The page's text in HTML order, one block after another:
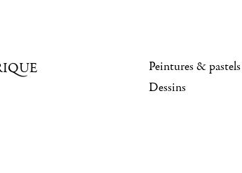
Peintures & pastels
Dessins